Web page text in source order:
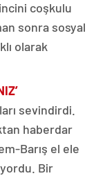
coşkulu
sonra sosyal
olarak
sevindirdi.
haberdar
Barış el ele
Bir